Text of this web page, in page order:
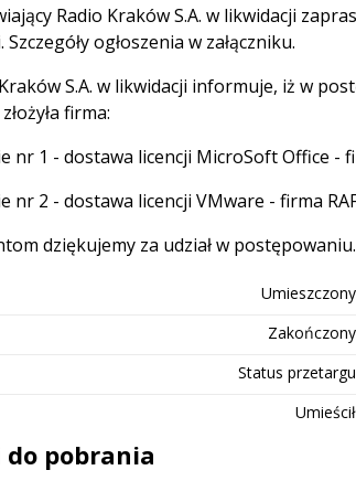
Radio Kraków S.A. w likwidacji
Szczegóły ogłoszenia w załączniku.
S.A. w likwidacji informuje, iż w
firma:
nr 1 - dostawa licencji MicroSoft Office -
nr 2 - dostawa licencji VMware - firma
dziękujemy za udział w postępowaniu.
Umieszczony
Zakończony
Status przetargu
Umieścił
do pobrania